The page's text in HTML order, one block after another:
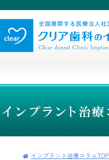
インプラント治療コラムTOP